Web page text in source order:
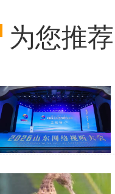
为您推荐